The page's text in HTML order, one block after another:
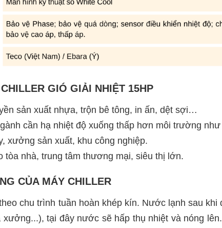
GIÓ GIẢI NHIỆT 15HP
sản xuất nhựa, trộn bê tông, in ấn, dệt sợi…
cần hạ nhiệt độ xuống thấp hơn môi trường
xưởng sản xuất, khu công nghiệp.
tòa nhà, trung tâm thương mại, siêu thị lớn.
CỦA MÁY CHILLER
chu trình tuần hoàn khép kín. Nước lạnh sau
xưởng...), tại đây nước sẽ hấp thụ nhiệt và nóng